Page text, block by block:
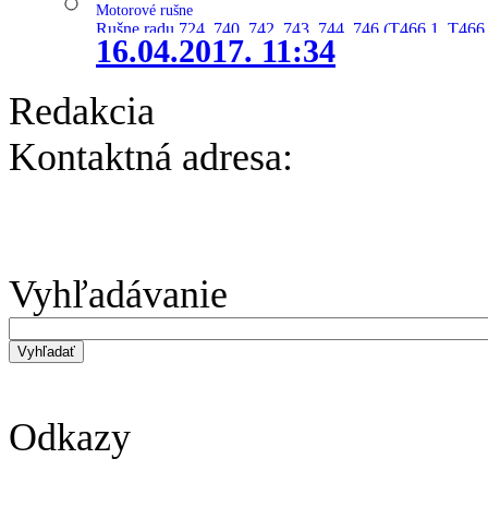
Motorové rušne
Rušne radu 724, 740, 742, 743, 744, 746 (T466.1,
16.04.2017. 11:34
Redakcia
Kontaktná adresa:
Vyhľadávanie
Odkazy